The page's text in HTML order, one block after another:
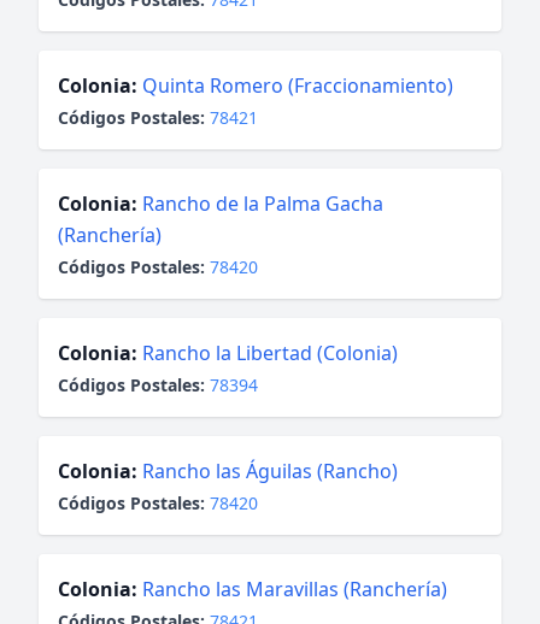
Colonia: Quinta Romero (Fraccionamiento)
Códigos Postales: 78421
Colonia: Rancho de la Palma Gacha
(Ranchería)
Códigos Postales: 78420
Colonia: Rancho la Libertad (Colonia)
Códigos Postales: 78394
Colonia: Rancho las Águilas (Rancho)
Códigos Postales: 78420
Colonia: Rancho las Maravillas (Ranchería)